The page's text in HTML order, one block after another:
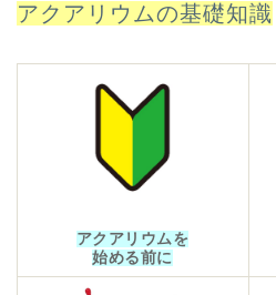
アクアリウムの基礎知識
アクアリウムを
始める前に